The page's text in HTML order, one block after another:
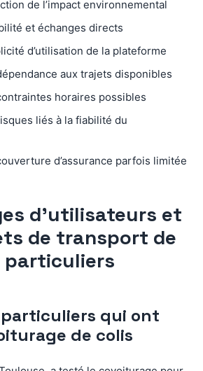
de l’impact environnemental
et échanges directs
d’utilisation de la plateforme
aux trajets disponibles
horaires possibles
liés à la fiabilité du
d’assurance parfois limitée
d’utilisateurs et
de transport de
particuliers
particuliers qui ont
de colis